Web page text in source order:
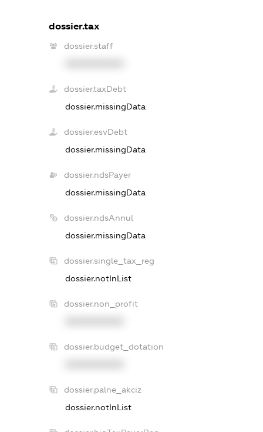
dossier.tax
dossier.staff
dossier.taxDebt
dossier.missingData
dossier.esvDebt
dossier.missingData
dossier.ndsPayer
dossier.missingData
dossier.ndsAnnul
dossier.missingData
dossier.single_tax_reg
dossier.notInList
dossier.non_profit
dossier.budget_dotation
dossier.palne_akciz
dossier.notInList